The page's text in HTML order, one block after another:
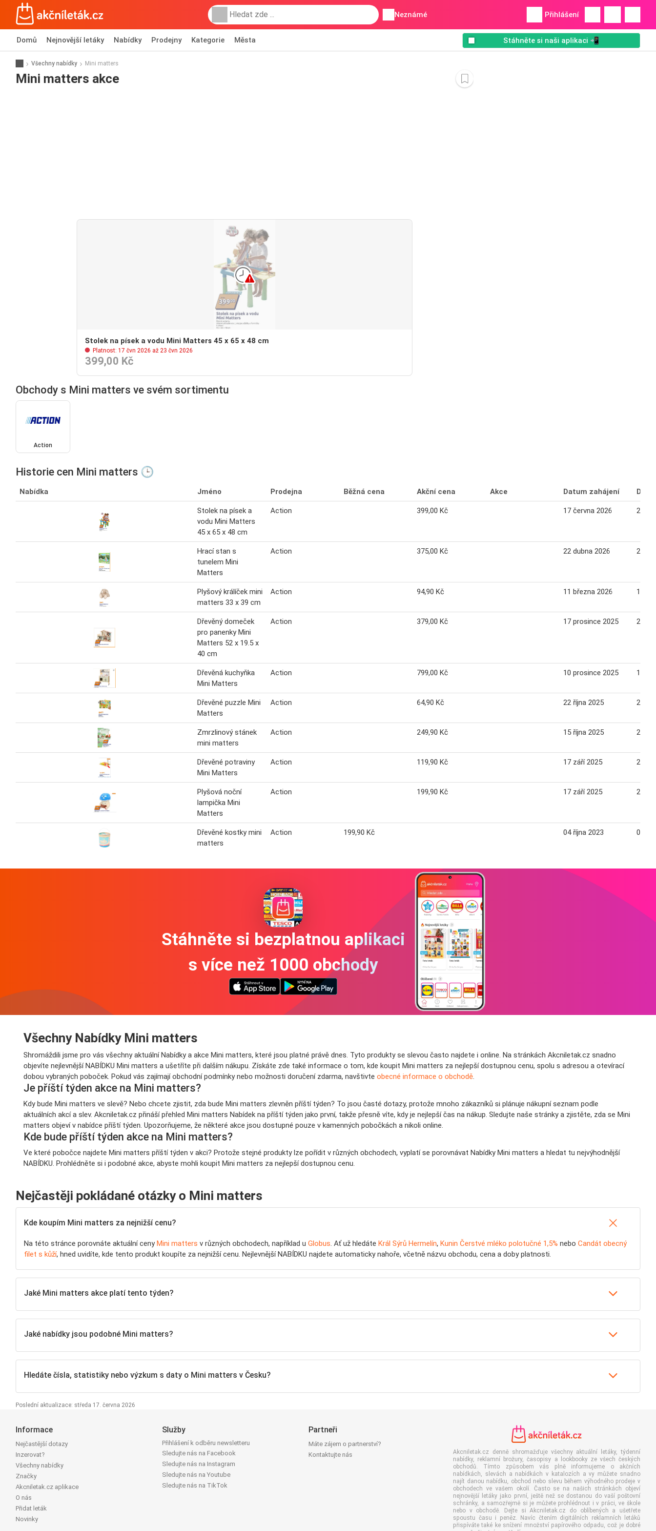
Neznámé Přihlášení
Domů Nejnovější letáky Nabídky Prodejny Kategorie Města Stáhněte si naši aplikaci 📲
Všechny nabídky Mini matters
Mini matters akce
Stolek na písek a vodu Mini Matters 45 x 65 x 48 cm
Platnost: 17 čvn 2026 až 23 čvn 2026
399,00 Kč
Obchody s Mini matters ve svém sortimentu
Action
Historie cen Mini matters 🕒
Nabídka Jméno Prodejna Běžná cena Akční cena Akce Datum zahájení
Stolek na písek a
vodu Mini Matters
45 x 65 x 48 cm
Action 399,00 Kč 17 června 2026 23
Hrací stan s
tunelem Mini
Matters
Action 375,00 Kč 22 dubna 2026 28
Plyšový králíček mini
matters 33 x 39 cm
Action 94,90 Kč 11 března 2026 17
Dřevěný domeček
pro panenky Mini
Matters 52 x 19.5 x
40 cm
Action 379,00 Kč 17 prosince 2025 23
Dřevěná kuchyňka
Mini Matters
Action 799,00 Kč 10 prosince 2025 16
Dřevěné puzzle Mini
Matters
Action 64,90 Kč 22 října 2025 28
Zmrzlinový stánek
mini matters
Action 249,90 Kč 15 října 2025 21
Dřevěné potraviny
Mini Matters
Action 119,90 Kč 17 září 2025 23
Plyšová noční
lampička Mini
Matters
Action 199,90 Kč 17 září 2025 23
Dřevěné kostky mini
matters
Action 199,90 Kč 04 října 2023 03
Stáhněte si bezplatnou aplikaci
s více než 1000 obchody
Všechny Nabídky Mini matters
Shromáždili jsme pro vás všechny aktuální Nabídky a akce Mini matters, které jsou platné právě dnes. Tyto produkty se slevou často najdete i online. Na stránkách Akcniletak.cz snadno
objevíte nejlevnější NABÍDKU Mini matters a ušetříte při dalším nákupu. Získáte zde také informace o tom, kde koupit Mini matters za nejlepší dostupnou cenu, spolu s adresou a otevírací
dobou vybraných poboček. Pokud vás zajímají obchodní podmínky nebo možnosti doručení zdarma, navštivte obecné informace o obchodě
Je příští týden akce na Mini matters?
Kdy bude Mini matters ve slevě? Nebo chcete zjistit, zda bude Mini matters zlevněn příští týden? To jsou časté dotazy, protože mnoho zákazníků si plánuje nákupní seznam podle
aktuálních akcí a slev. Akcniletak.cz přináší přehled Mini matters Nabídek na příští týden jako první, takže přesně víte, kdy je nejlepší čas na nákup. Sledujte naše stránky a zjistěte, zda se Mini
matters objeví v nabídce příští týden. Upozorňujeme, že některé akce jsou dostupné pouze v kamenných pobočkách a nikoli online.
Kde bude příští týden akce na Mini matters?
Ve které pobočce najdete Mini matters příští týden v akci? Protože stejné produkty lze pořídit v různých obchodech, vyplatí se porovnávat Nabídky Mini matters a hledat tu nejvýhodnější
NABÍDKU. Prohlédněte si i podobné akce, abyste mohli koupit Mini matters za nejlepší dostupnou cenu.
Nejčastěji pokládané otázky o Mini matters
Kde koupím Mini matters za nejnižší cenu?
Na této stránce porovnáte aktuální cenyMini matters v různých obchodech, například u Globus . Ať už hledáte Král Sýrů Hermelín, Kunin Čerstvé mléko polotučné 1,5% nebo Candát obecný
filet s kůží, hned uvidíte, kde tento produkt koupíte za nejnižší cenu. Nejlevnější NABÍDKU najdete automaticky nahoře, včetně názvu obchodu, cena a doby platnosti.
Jaké Mini matters akce platí tento týden?
Jaké nabídky jsou podobné Mini matters?
Hledáte čísla, statistiky nebo výzkum s daty o Mini matters v Česku?
Poslední aktualizace: středa 17. června 2026
Informace
Nejčastější dotazy
Inzerovat?
Všechny nabídky
Značky
Akcniletak.cz aplikace
O nás
Přidat leták
Novinky
Služby
Přihlášení k odběru newsletteru
Sledujte nás na Facebook
Sledujte nás na Instagram
Sledujte nás na Youtube
Sledujte nás na TikTok
Partneři
Máte zájem o partnerství?
Kontaktujte nás
Akcniletak.cz denně shromažďuje všechny aktuální letáky, týdenní
nabídky, reklamní brožury, časopisy a lookbooky ze všech českých
obchodů. Tímto způsobem vás plně informujeme o akčních
nabídkách, slevách a nabídkách v katalozích a vy můžete snadno
najít danou nabídku, obchod nebo slevu během výhodného prodeje v
obchodech ve vašem okolí. Často se na našich stránkách objeví
nejnovější letáky jako první, ještě než se dostanou do vaší poštovní
schránky, a samozřejmě si je můžete prohlédnout i v práci, ve škole
nebo v obchodě. Dejte si Akcniletak.cz do oblíbených a ušetřete
spoustu času i peněz. Navíc čtením digitálních reklamních letáků
přispíváte také ke snížení množství papírového odpadu, což je dobré